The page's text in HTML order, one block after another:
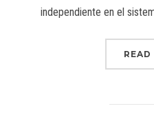
independiente en el
READ